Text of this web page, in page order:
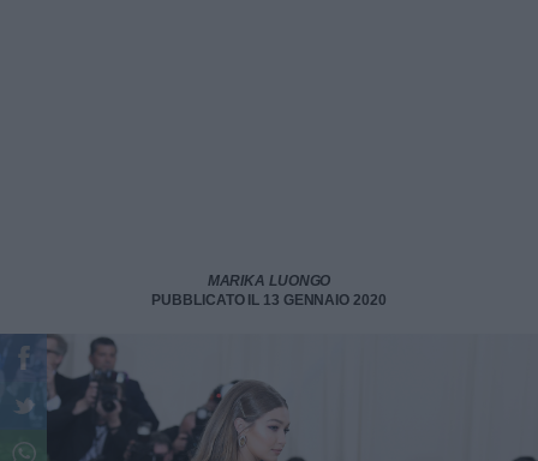
MARIKA LUONGO
PUBBLICATO IL 13 GENNAIO 2020